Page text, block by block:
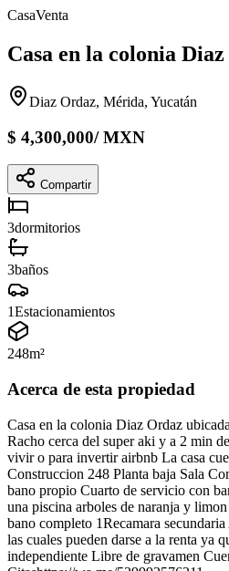
CasaVenta
Casa en la colonia
Diaz Ordaz, Mérida, Yucatán
$ 4,300,000/MXN
Compartir
3dormitorios
3baños
1Estacionamientos
248m²
Acerca de esta propiedad
Casa en la colonia Diaz Ordaz
Racho cerca del super aki y a 2 min
vivir o para invertir airbnb La casa
Construccion 248 Planta baja Sala
bano propio Cuarto de servicio con
una piscina arboles de naranja y
bano completo 1Recamara
las cuales pueden darse a la renta ya
independiente Libre de gravamen